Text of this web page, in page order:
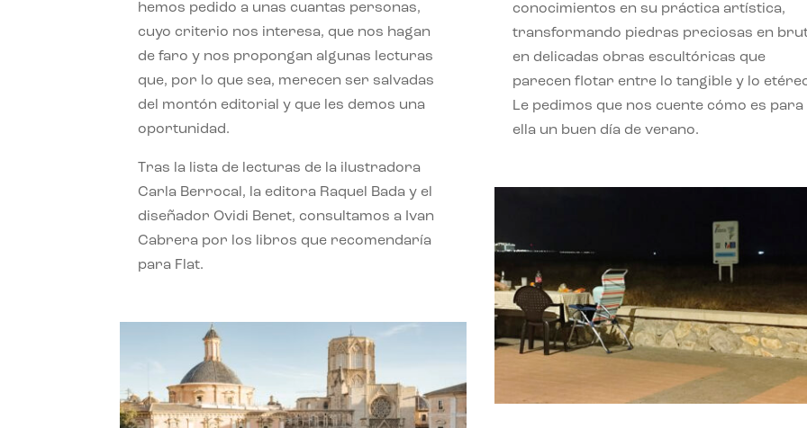
hemos pedido a unas cuantas personas,
cuyo criterio nos interesa, que nos hagan
de faro y nos propongan algunas lecturas
que, por lo que sea, merecen ser salvadas
del montón editorial y que les demos una
oportunidad.
Tras la lista de lecturas de la ilustradora
Carla Berrocal, la editora Raquel Bada y el
diseñador Ovidi Benet, consultamos a Ivan
Cabrera por los libros que recomendaría
para Flat.
conocimientos en su práctica artística,
transformando piedras preciosas en
en delicadas obras escultóricas que
parecen flotar entre lo tangible y lo
Le pedimos que nos cuente cómo es para
ella un buen día de verano.